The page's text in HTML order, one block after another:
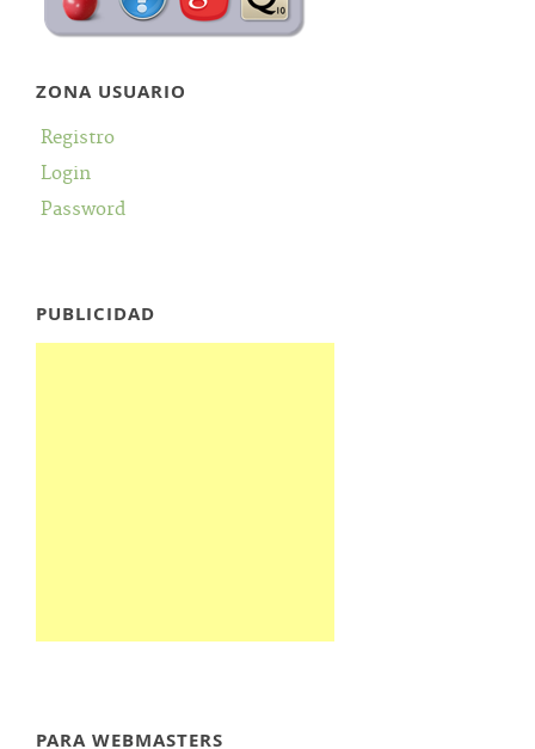
ZONA USUARIO
Registro
Login
Password
PUBLICIDAD
PARA WEBMASTERS